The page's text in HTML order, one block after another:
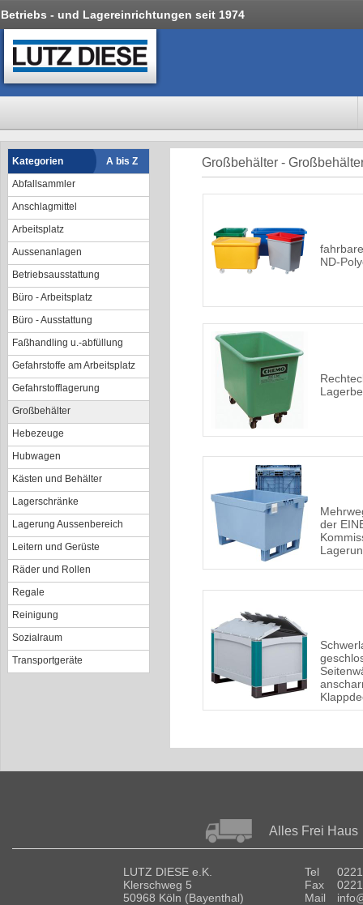
Betriebs - und Lagereinrichtungen seit 1974
Kategorien
A bis Z
Abfallsammler
Anschlagmittel
Arbeitsplatz
Aussenanlagen
Betriebsausstattung
Büro - Arbeitsplatz
Büro - Ausstattung
Faßhandling u.-abfüllung
Gefahrstoffe am Arbeitsplatz
Gefahrstofflagerung
Großbehälter
Hebezeuge
Hubwagen
Kästen und Behälter
Lagerschränke
Lagerung Aussenbereich
Leitern und Gerüste
Räder und Rollen
Regale
Reinigung
Sozialraum
Transportgeräte
Großbehälter -
ND-
der
Alles Frei Haus
LUTZ DIESE e.K.
Klerschweg 5
50968 Köln (Bayenthal)
Tel
Fax
Mail